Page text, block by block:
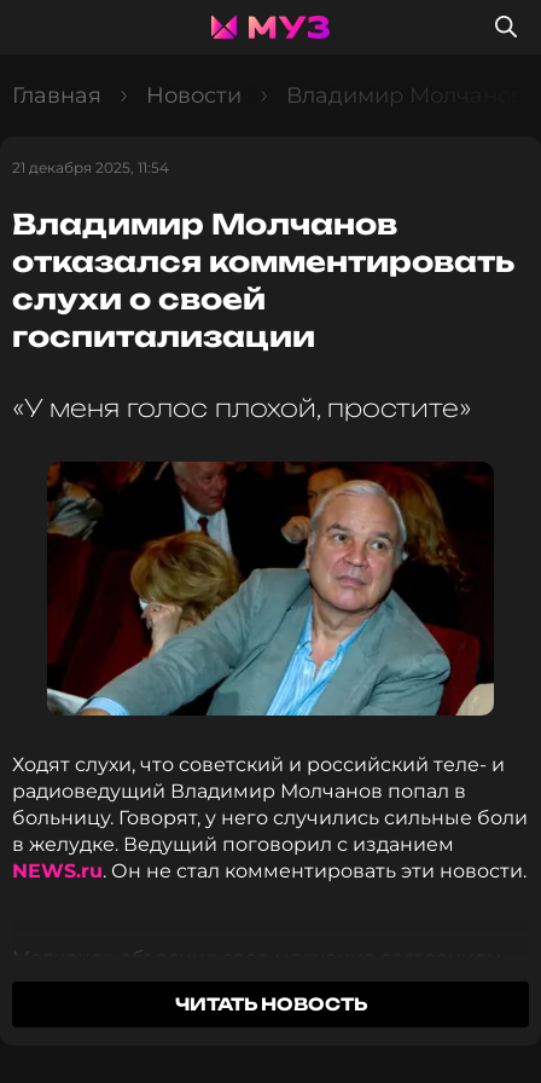
Главная Новости Владимир Молчанов
21 декабря 2025, 11:54
Владимир Молчанов
отказался комментировать
слухи о своей
госпитализации
«У меня голос плохой, простите»
Ходят слухи, что советский и российский теле- и
радиоведущий Владимир Молчанов попал в
больницу. Говорят, у него случились сильные боли
в желудке. Ведущий поговорил с изданием
NEWS.ru. Он не стал комментировать эти новости.
Молчанов объяснил свое молчание состоянием
голоса. Он сказал очень коротко: «У меня голос
плохой, простите».ЧИТАТЬ НОВОСТЬ